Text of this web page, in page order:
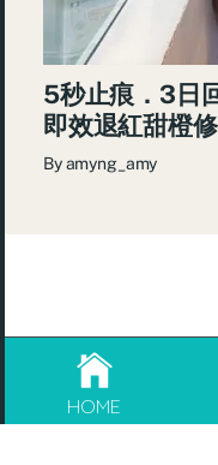
成為blogger，
5秒止痕．3日
即效退紅甜橙
Byamyng_amy
© 2026 re:Beauté
HOME